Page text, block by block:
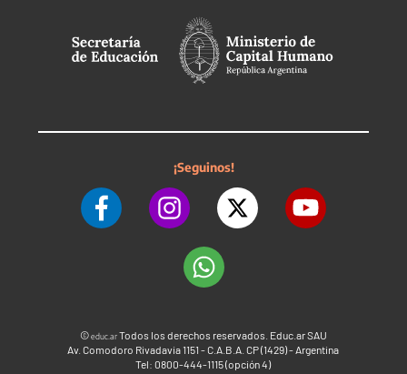
¡Seguinos!
©educ.arTodos los derechos reservados. Educ.ar SAU
Av. Comodoro Rivadavia 1151 - C.A.B.A. CP (1429) - Argentina
Tel: 0800-444-1115 (opción 4)